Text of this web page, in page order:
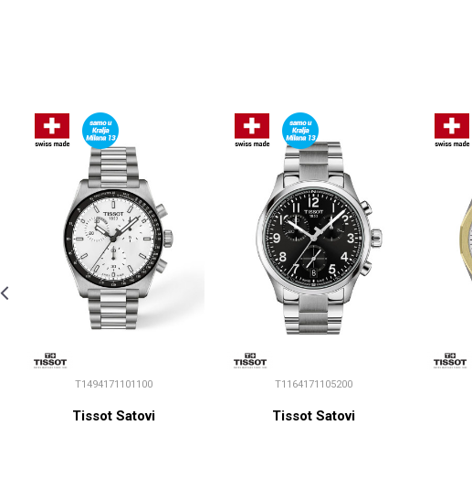
T1494171101100
Tissot Satovi
T1164171105200
Tissot Satovi